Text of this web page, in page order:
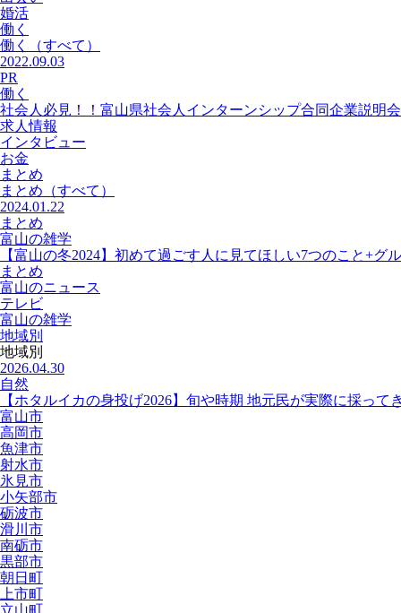
婚活
働く
働く
（すべて）
2022.09.03
PR
働く
社会人必見！！富山県社会人インターンシップ合同企業説明会
求人情報
インタビュー
お金
まとめ
まとめ （すべて）
2024.01.22
まとめ
富山の雑学
【富山の冬2024】初めて過ごす人に見てほしい7つのこと+グ
まとめ
富山のニュース
テレビ
富山の雑学
地域別
地域別
2026.04.30
自然
【ホタルイカの身投げ2026】旬や時期 地元民が実際に採って
富山市
高岡市
魚津市
射水市
氷見市
小矢部市
砺波市
滑川市
南砺市
黒部市
朝日町
上市町
立山町